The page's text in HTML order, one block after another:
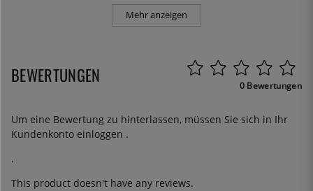
Mehr anzeigen
BEWERTUNGEN 0 Bewertungen
Um eine Bewertung zu hinterlassen, müssen Sie sich in Ihr
Kundenkonto einloggen .
.
This product doesn't have any reviews.